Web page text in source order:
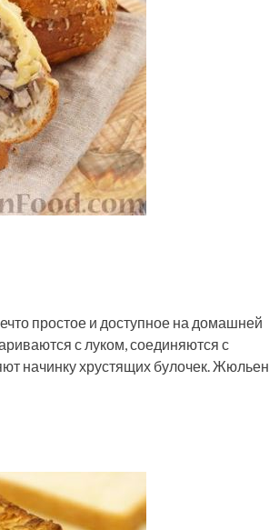
простое и доступное на домашней
с луком, соединяются с
начинку хрустящих булочек. Жюльен